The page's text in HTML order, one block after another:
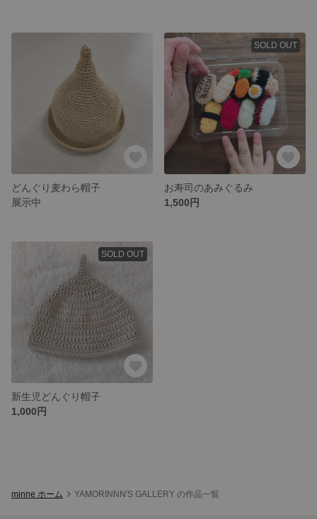
どんぐり麦わら帽子
展示中
SOLD OUT
お寿司のあみぐるみ
1,500円
SOLD OUT
新生児どんぐり帽子
1,000円
minne ホーム YAMORINNN'S GALLERY の作品一覧